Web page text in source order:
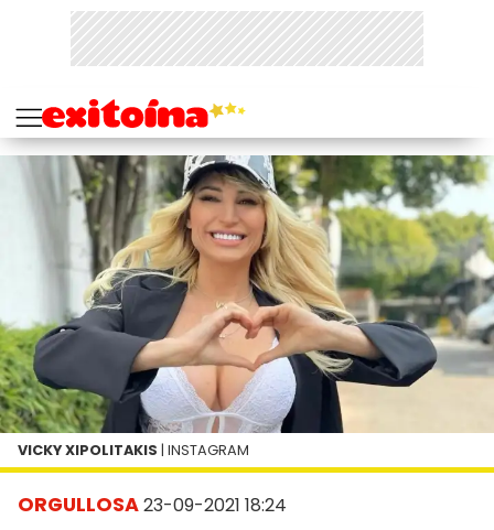
ORGULLOSA23-09-2021 18:24
VICKY XIPOLITAKIS | INSTAGRAM